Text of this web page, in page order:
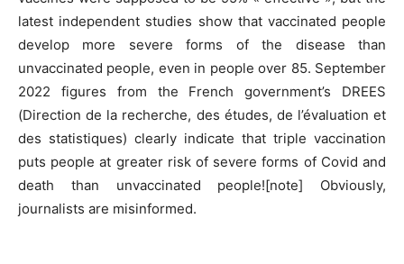
latest independent studies show that vaccinated people
develop more severe forms of the disease than
unvaccinated people, even in people over 85. September
2022 figures from the French government’s DREES
(Direction de la recherche, des études, de l’évaluation et
des statistiques) clearly indicate that triple vaccination
puts people at greater risk of severe forms of Covid and
death than unvaccinated people![note] Obviously,
journalists are misinformed.